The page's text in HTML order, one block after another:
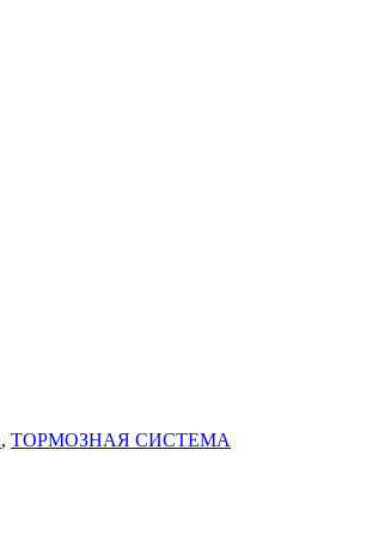
, ТОРМОЗНАЯ СИСТЕМА